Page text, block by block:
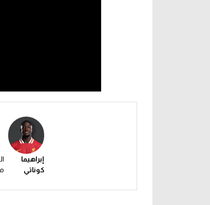
إبراهيما
كوناتي